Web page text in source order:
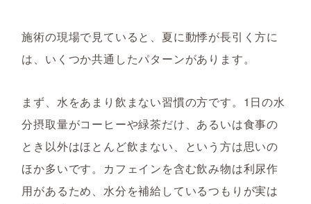
施術の現場で見ていると、夏に動悸が長引く方に
は、いくつか共通したパターンがあります。
まず、水をあまり飲まない習慣の方です。1日の水
分摂取量がコーヒーや緑茶だけ、あるいは食事の
とき以外はほとんど飲まない、という方は思いの
ほか多いです。カフェインを含む飲み物は利尿作
用があるため、水分を補給しているつもりが実は